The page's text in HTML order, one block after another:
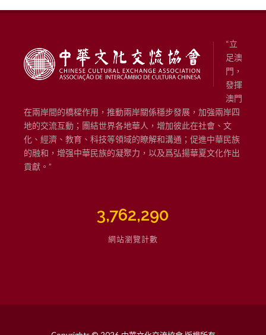
“立
足澳
門，
發揮
澳門
在兩岸間的橋樑作用，推動兩岸關係穩步發展，加強兩岸四
地的交流互動；團結世界各地華人，增加彼此在社會、文
化、經濟、教育、科技等領域的瞭解和溝通；促進中華民族
的融和，增强中華民族的凝聚力，以及爲弘揚華夏文化作出
貢獻。”
3,762,290
網站瀏覽計數